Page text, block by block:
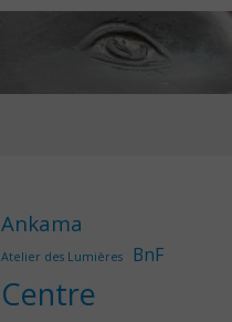
Ankama
Atelier des Lumières BnF
Centre